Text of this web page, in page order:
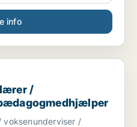
info
voksenunderviser /
lærer /
voksenunderviser /